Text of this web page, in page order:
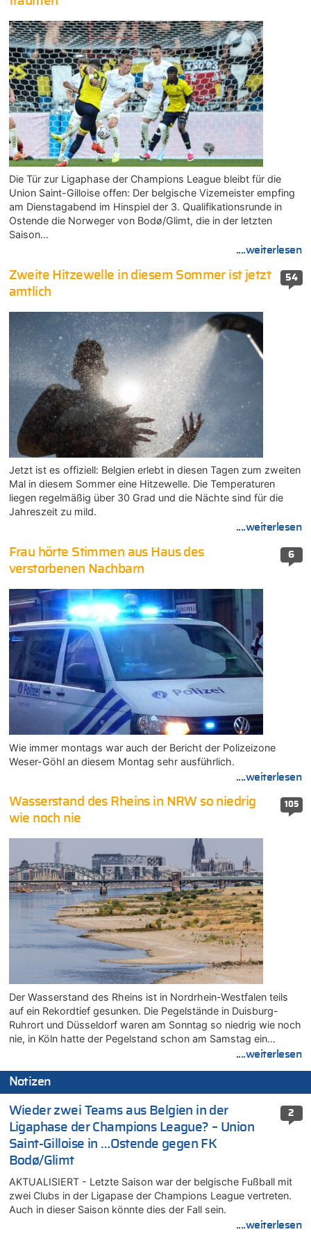
Die Tür zur Ligaphase der Champions League bleibt für die
Union Saint-Gilloise offen: Der belgische Vizemeister empfing
am Dienstagabend im Hinspiel der 3. Qualifikationsrunde in
Ostende die Norweger von Bodø/Glimt, die in der letzten
Saison…
....weiterlesen
54
Zweite Hitzewelle in diesem Sommer ist jetzt
amtlich
Jetzt ist es offiziell: Belgien erlebt in diesen Tagen zum zweiten
Mal in diesem Sommer eine Hitzewelle. Die Temperaturen
liegen regelmäßig über 30 Grad und die Nächte sind für die
Jahreszeit zu mild.
....weiterlesen
6
Frau hörte Stimmen aus Haus des
verstorbenen Nachbarn
Wie immer montags war auch der Bericht der Polizeizone
Weser-Göhl an diesem Montag sehr ausführlich.
....weiterlesen
105
Wasserstand des Rheins in NRW so niedrig
wie noch nie
Der Wasserstand des Rheins ist in Nordrhein-Westfalen teils
auf ein Rekordtief gesunken. Die Pegelstände in Duisburg-
Ruhrort und Düsseldorf waren am Sonntag so niedrig wie noch
nie, in Köln hatte der Pegelstand schon am Samstag ein…
....weiterlesen
Notizen
2
Wieder zwei Teams aus Belgien in der
Ligaphase der Champions League? – Union
Saint-Gilloise in …Ostende gegen FK
Bodø/Glimt
AKTUALISIERT - Letzte Saison war der belgische Fußball mit
zwei Clubs in der Ligapase der Champions League vertreten.
Auch in dieser Saison könnte dies der Fall sein.
....weiterlesen